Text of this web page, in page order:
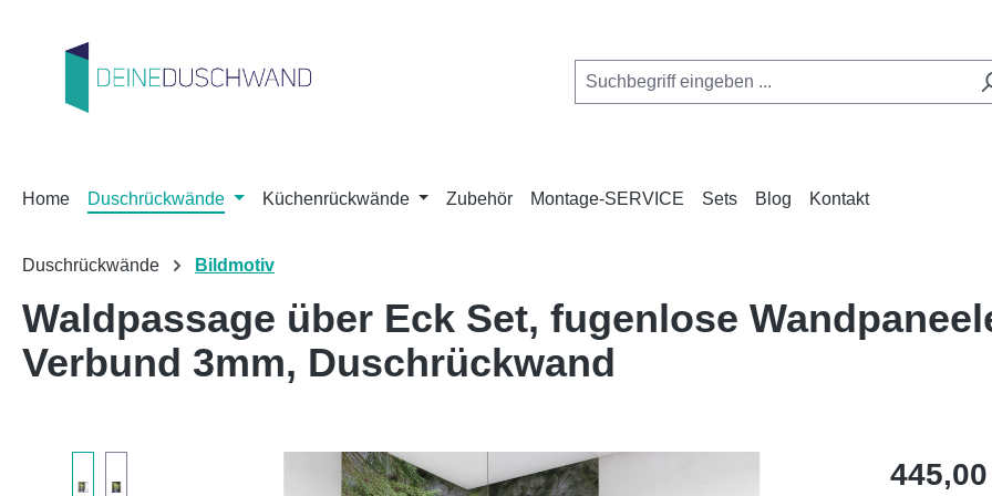
Home Duschrückwände Küchenrückwände Zubehör Montage-SERVICE Sets Blog Kontakt
Duschrückwände Bildmotiv
Waldpassage über Eck Set, fugenlose
Verbund 3mm, Duschrückwand
Regulärer